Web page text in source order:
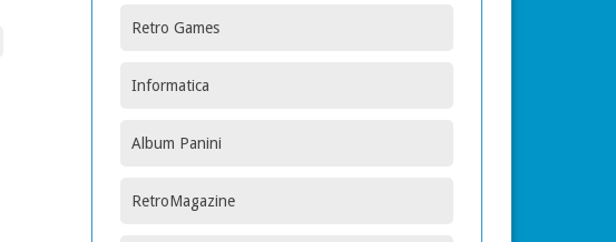
Retro Games
Informatica
Album Panini
RetroMagazine